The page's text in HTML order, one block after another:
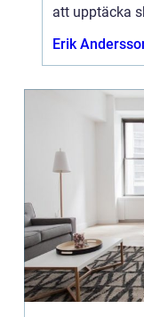
att upptäcka
Erik